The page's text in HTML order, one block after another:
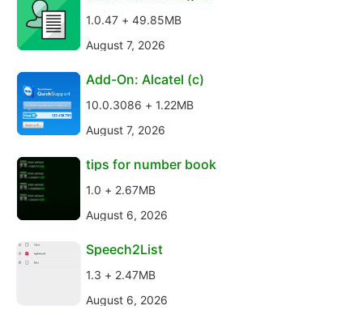
1.0.47 + 49.85MB
August 7, 2026
Add-On: Alcatel (c)
10.0.3086 + 1.22MB
August 7, 2026
tips for number book
1.0 + 2.67MB
August 6, 2026
Speech2List
1.3 + 2.47MB
August 6, 2026